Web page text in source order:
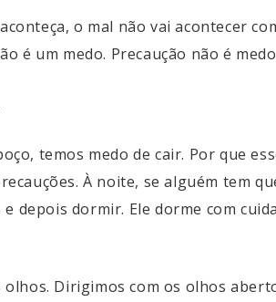
o mal não vai acontecer
é um medo. Precaução não é
temos medo de cair. Por que
À noite, se alguém tem
depois dormir. Ele dorme com
Dirigimos com os olhos